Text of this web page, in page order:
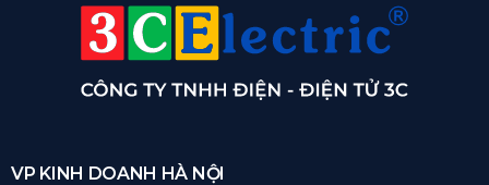
VP KINH DOANH HÀ NỘI